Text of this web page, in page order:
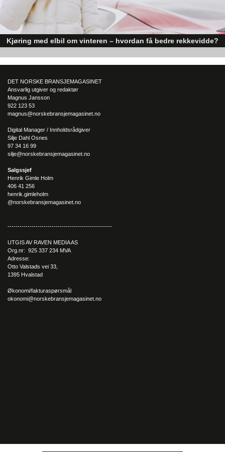
Kjøring med elbil om vinteren – hvordan få bedre rekkevidde?
utfordrende vinterforhold kan være en utfordring.
DET NORSKE BRANSJEMAGASINET
Ansvarlig utgiver og redaktør
Magnus Jansson
922 123 53
magnus@norskebransjemagasinet.no
Digital Manager / Innholdsrådgiver
Silje Dahl Osnes
97 34 16 99
silje@norskebransjemagasinet.no
Salgssjef
Henrik Gimle Holm
406 41 256
henrik.gimleholm
@norskebransjemagasinet.no
----------------------------------------------------
UTGIS AV RAVEN MEDIA AS
Org.nr: 925 337 234 MVA
Adresse:
Otto Valstads vei 33,
1395 Hvalstad
Økonomi/fakturaspørsmål
okonomi@norskebransjemagasinet.no